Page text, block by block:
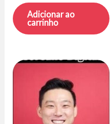
Adicionar ao
carrinho